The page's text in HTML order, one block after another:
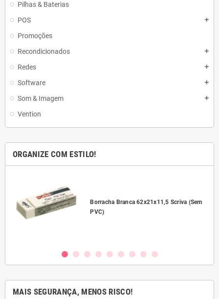
Pilhas & Baterias
POS
add
Promoções
Recondicionados
add
Redes add
Software add
Som & Imagem add
Vention
ORGANIZE COM ESTILO!
Borracha Branca 62x21x11,5 Scriva (Sem
PVC)
MAIS SEGURANÇA, MENOS RISCO!